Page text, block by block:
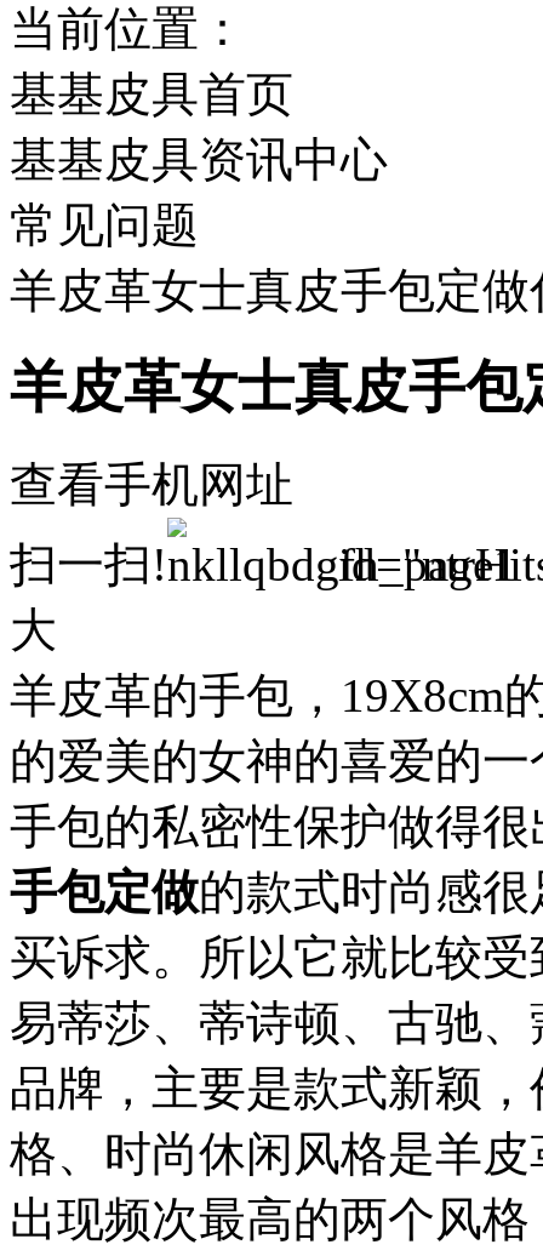
当前位置：
基基皮具首页
基基皮具资讯中心
常见问题
羊皮革女士真皮手包定
羊皮革女士真皮手
查看手机网址
扫一扫!
大
羊皮革的手包，19X8cm
的爱美的女神的喜爱的
手包的私密性保护做得
手包定做的款式时尚感
买诉求。所以它就比较
易蒂莎、蒂诗顿、古驰
品牌，主要是款式新颖
格、时尚休闲风格是羊
出现频次最高的两个风